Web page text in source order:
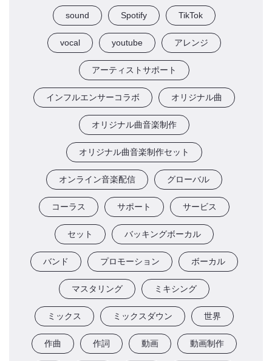
sound Spotify TikTok
vocal youtube アレンジ
アーティストサポート
インフルエンサーコラボ オリジナル曲
オリジナル曲音楽制作
オリジナル曲音楽制作セット
オンライン音楽配信 グローバル
コーラス サポート サービス
セット バッキングボーカル
バンド プロモーション ボーカル
マスタリング ミキシング
ミックス ミックスダウン 世界
作曲 作詞 動画 動画制作